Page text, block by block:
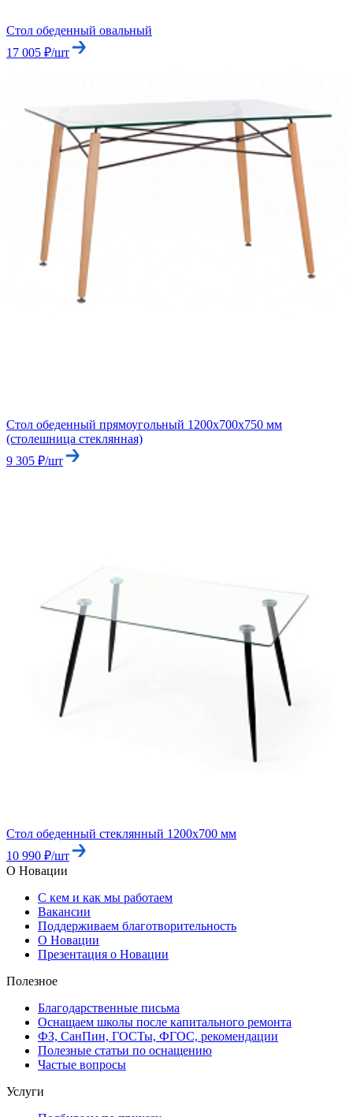
Стол обеденный овальный
17 005 ₽/шт
Стол обеденный прямоугольный 1200х700х750 мм
(столешница стеклянная)
9 305 ₽/шт
Стол обеденный стеклянный 1200х700 мм
10 990 ₽/шт
О Новации
С кем и как мы работаем
Вакансии
Поддерживаем благотворительность
О Новации
Презентация о Новации
Полезное
Благодарственные письма
Оснащаем школы после капитального ремонта
ФЗ, СанПин, ГОСТы, ФГОС, рекомендации
Полезные статьи по оснащению
Частые вопросы
Услуги